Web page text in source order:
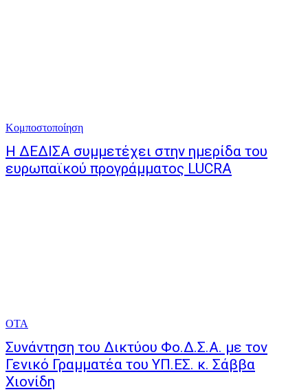
Κομποστοποίηση
Η ΔΕΔΙΣΑ συμμετέχει στην ημερίδα του
ευρωπαϊκού προγράμματος LUCRA
ΟΤΑ
Συνάντηση του Δικτύου Φο.Δ.Σ.Α. με τον
Γενικό Γραμματέα του ΥΠ.ΕΣ. κ. Σάββα
Χιονίδη